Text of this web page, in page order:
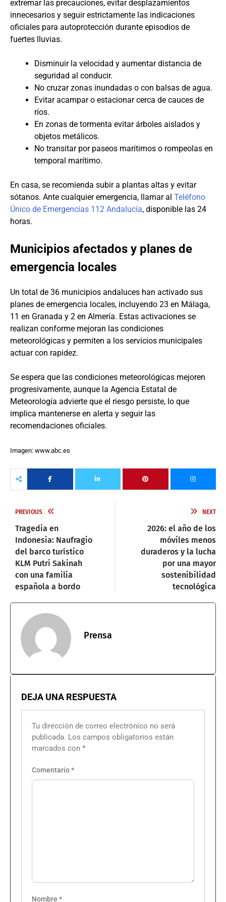
extremar las precauciones, evitar desplazamientos
innecesarios y seguir estrictamente las indicaciones
oficiales para autoprotección durante episodios de
fuertes lluvias.
Disminuir la velocidad y aumentar distancia de
seguridad al conducir.
No cruzar zonas inundadas o con balsas de agua.
Evitar acampar o estacionar cerca de cauces de
ríos.
En zonas de tormenta evitar árboles aislados y
objetos metálicos.
No transitar por paseos marítimos o rompeolas en
temporal marítimo.
En casa, se recomienda subir a plantas altas y evitar
sótanos. Ante cualquier emergencia, llamar al Teléfono
Único de Emergencias 112 Andalucía, disponible las 24
horas.
Municipios afectados y planes de
emergencia locales
Un total de 36 municipios andaluces han activado sus
planes de emergencia locales, incluyendo 23 en Málaga,
11 en Granada y 2 en Almería. Estas activaciones se
realizan conforme mejoran las condiciones
meteorológicas y permiten a los servicios municipales
actuar con rapidez.
Se espera que las condiciones meteorológicas mejoren
progresivamente, aunque la Agencia Estatal de
Meteorología advierte que el riesgo persiste, lo que
implica mantenerse en alerta y seguir las
recomendaciones oficiales.
Imagen: www.abc.es
PREVIOUS
Tragedia en
Indonesia: Naufragio
del barco turístico
KLM Putri Sakinah
con una familia
española a bordo
NEXT
2026: el año de los
móviles menos
duraderos y la lucha
por una mayor
sostenibilidad
tecnológica
Prensa
DEJA UNA RESPUESTA
Tu dirección de correo electrónico no será
publicada. Los campos obligatorios están
marcados con *
Comentario*
Nombre *